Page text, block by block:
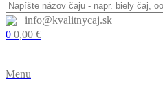
info@kvalitnycaj.sk
0 0,00 €
Menu